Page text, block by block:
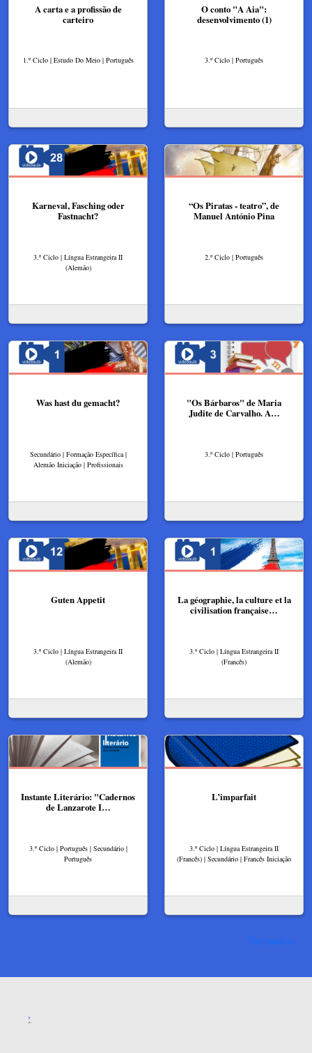
A carta e a profissão de
carteiro
1.º Ciclo | Estudo Do Meio | Português
O conto "A Aia":
desenvolvimento (1)
3.º Ciclo | Português
Karneval, Fasching oder
Fastnacht?
3.º Ciclo | Língua Estrangeira II
(Alemão)
“Os Piratas - teatro”, de
Manuel António Pina
2.º Ciclo | Português
Was hast du gemacht?
Secundário | Formação Específica |
Alemão Iniciação | Profissionais
"Os Bárbaros" de Maria
Judite de Carvalho. A…
3.º Ciclo | Português
Guten Appetit
3.º Ciclo | Língua Estrangeira II
(Alemão)
La géographie, la culture et la
civilisation française…
3.º Ciclo | Língua Estrangeira II
(Francês)
Instante Literário: "Cadernos
de Lanzarote I…
3.º Ciclo | Português | Secundário |
Português
L’imparfait
3.º Ciclo | Língua Estrangeira II
(Francês) | Secundário | Francês Iniciação
Ver mais